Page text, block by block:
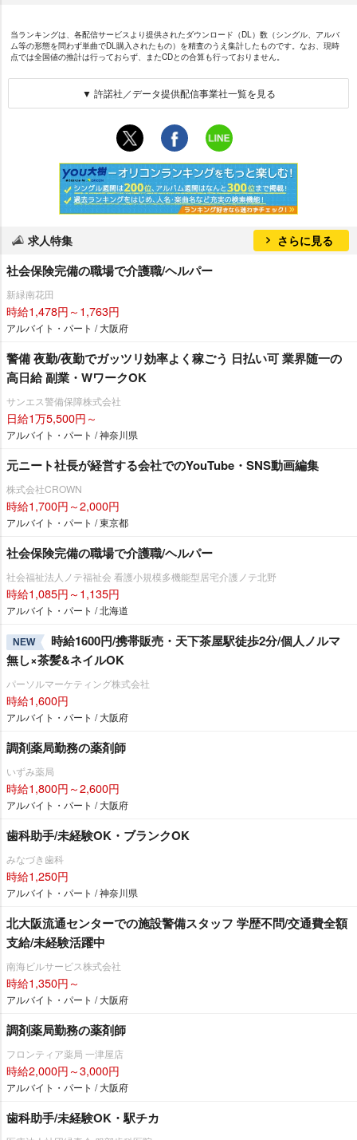
当ランキングは、各配信サービスより提供されたダウンロード（DL）数（シングル、アルバ
ム等の形態を問わず単曲でDL購入されたもの）を精査のうえ集計したものです。なお、現時
点では全国値の推計は行っておらず、またCDとの合算も行っておりません。
▼ 許諾社／データ提供配信事業社一覧を見る
求人特集 さらに見る
社会保険完備の職場で介護職/ヘルパー
新緑南花田
時給1,478円～1,763円
アルバイト・パート / 大阪府
警備 夜勤/夜勤でガッツリ効率よく稼ごう 日払い可 業界随一の
高日給 副業・WワークOK
サンエス警備保障株式会社
日給1万5,500円～
アルバイト・パート / 神奈川県
元ニート社長が経営する会社でのYouTube・SNS動画編集
株式会社CROWN
時給1,700円～2,000円
アルバイト・パート / 東京都
社会保険完備の職場で介護職/ヘルパー
社会福祉法人ノテ福祉会 看護小規模多機能型居宅介護ノテ北野
時給1,085円～1,135円
アルバイト・パート / 北海道
NEW
時給1600円/携帯販売・天下茶屋駅徒歩2分/個人ノルマ
無し×茶髪&ネイルOK
パーソルマーケティング株式会社
時給1,600円
アルバイト・パート / 大阪府
調剤薬局勤務の薬剤師
いずみ薬局
時給1,800円～2,600円
アルバイト・パート / 大阪府
歯科助手/未経験OK・ブランクOK
みなづき歯科
時給1,250円
アルバイト・パート / 神奈川県
北大阪流通センターでの施設警備スタッフ 学歴不問/交通費全額
支給/未経験活躍中
南海ビルサービス株式会社
時給1,350円～
アルバイト・パート / 大阪府
調剤薬局勤務の薬剤師
フロンティア薬局 一津屋店
時給2,000円～3,000円
アルバイト・パート / 大阪府
歯科助手/未経験OK・駅チカ